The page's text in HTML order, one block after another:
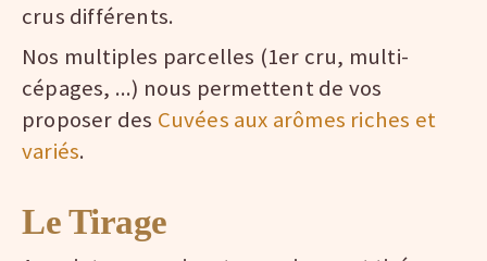
crus différents.
Nos multiples parcelles (1er cru, multi-
cépages, ...) nous permettent de vos
proposer des Cuvées aux arômes riches et
variés.
Le Tirage